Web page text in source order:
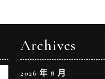
Archives
2026 年 8 月